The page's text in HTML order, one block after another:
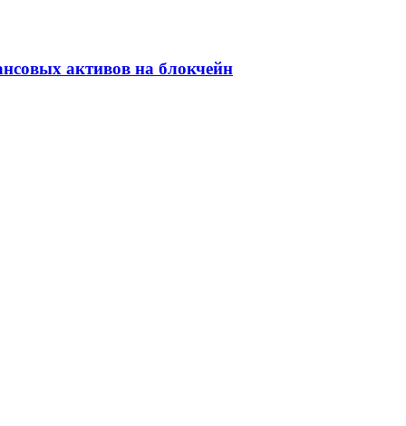
активов на блокчейн